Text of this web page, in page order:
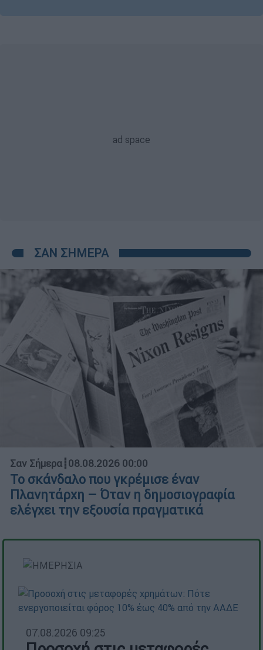
ΣΑΝ ΣΗΜΕΡΑ
Σαν Σήμερα┋08.08.2026 00:00
Το σκάνδαλο που γκρέμισε έναν
Πλανητάρχη – Όταν η δημοσιογραφία
ελέγχει την εξουσία πραγματικά
07.08.2026 09:25